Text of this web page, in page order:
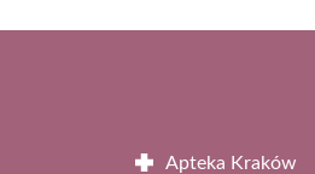
Apteka Kraków